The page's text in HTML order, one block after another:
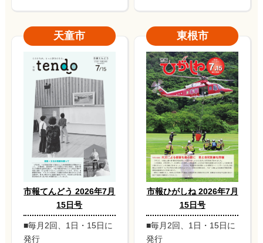
天童市
市報てんどう 2026年7月
15日号
■毎月2回、1日・15日に
発行
東根市
市報ひがしね 2026年7月
15日号
■毎月2回、1日・15日に
発行